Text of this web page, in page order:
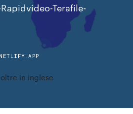
Terafile-
in inglese